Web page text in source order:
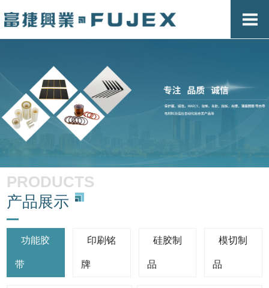
PRODUCTS
产品展示
功能胶
带
印刷铭
牌
硅胶制
品
模切制
品